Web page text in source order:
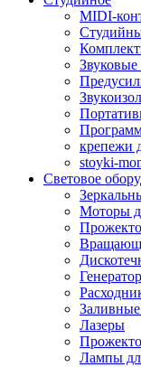
MIDI-
крепежи
stoyki-
Световое
Моторы
Лазеры
Лампы